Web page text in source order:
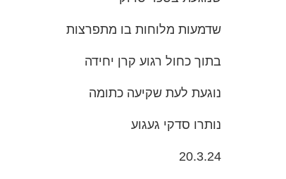
שדמעות מלוחות בו מתפרצות
בתוך כחול רגוע קרן יחידה
נוגעת לעת שקיעה כתומה
נותרו סדקי געגוע
20.3.24